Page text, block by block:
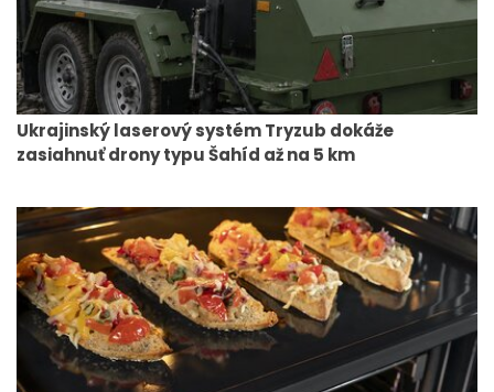
Ukrajinský laserový systém Tryzub dokáže
zasiahnuť drony typu Šahíd až na 5 km